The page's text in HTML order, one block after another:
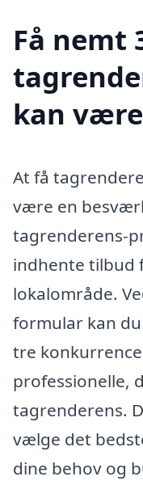
Få nemt
kan
At få
være en
tagrenderens-
indhente tilbud
lokalområde.
formular kan
tre
professionelle,
tagrenderens.
vælge det
dine behov og